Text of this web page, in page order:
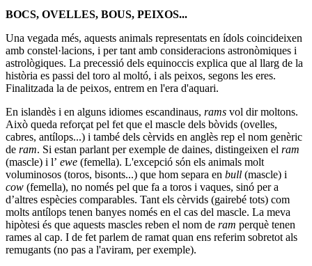
BOCS, OVELLES, BOUS, PEIXOS...
Una vegada més, aquests animals representats en ídols coincideixen
amb constel·lacions, i per tant amb consideracions astronòmiques i
astrològiques. La precessió dels equinoccis explica que al llarg de la
història es passi del toro al moltó, i als peixos, segons les eres.
Finalitzada la de peixos, entrem en l'era d'aquari.
En islandès i en alguns idiomes escandinaus, rams vol dir moltons.
Això queda reforçat pel fet que el mascle dels bòvids (ovelles,
cabres, antílops...) i també dels cèrvids en anglès rep el nom genèric
de ram. Si estan parlant per exemple de daines, distingeixen el ram
(mascle) i l’ ewe (femella). L'excepció són els animals molt
voluminosos (toros, bisonts...) que hom separa en bull (mascle) i
cow (femella), no només pel que fa a toros i vaques, sinó per a
d’altres espècies comparables. Tant els cèrvids (gairebé tots) com
molts antílops tenen banyes només en el cas del mascle. La meva
hipòtesi és que aquests mascles reben el nom de ram perquè tenen
rames al cap. I de fet parlem de ramat quan ens referim sobretot als
remugants (no pas a l'aviram, per exemple).